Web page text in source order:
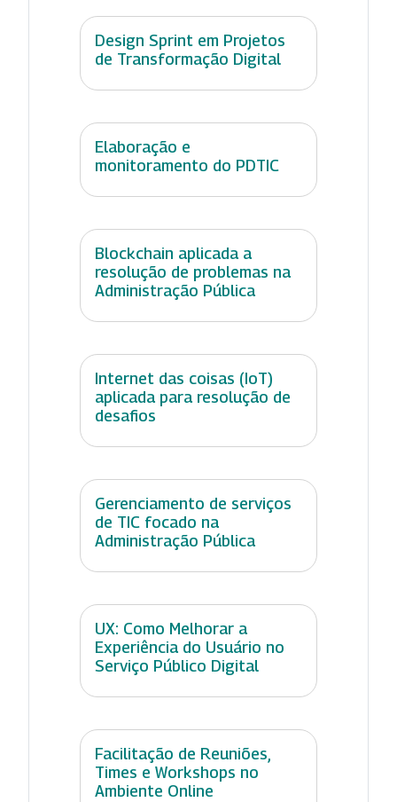
Design Sprint em Projetos
de Transformação Digital
Elaboração e
monitoramento do PDTIC
Blockchain aplicada a
resolução de problemas na
Administração Pública
Internet das coisas (IoT)
aplicada para resolução de
desafios
Gerenciamento de serviços
de TIC focado na
Administração Pública
UX: Como Melhorar a
Experiência do Usuário no
Serviço Público Digital
Facilitação de Reuniões,
Times e Workshops no
Ambiente Online